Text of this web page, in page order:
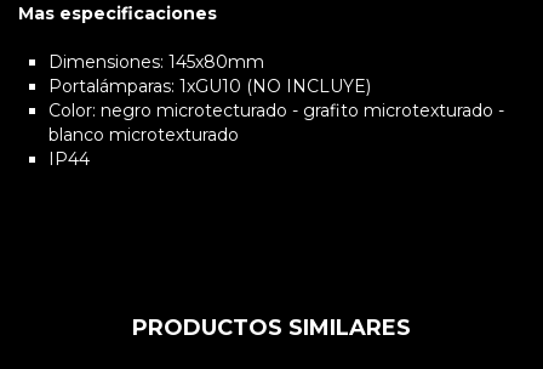
Mas especificaciones
Dimensiones: 145x80mm
Portalámparas: 1xGU10 (NO INCLUYE)
Color: negro microtecturado - grafito microtexturado -
blanco microtexturado
IP44
PRODUCTOS SIMILARES